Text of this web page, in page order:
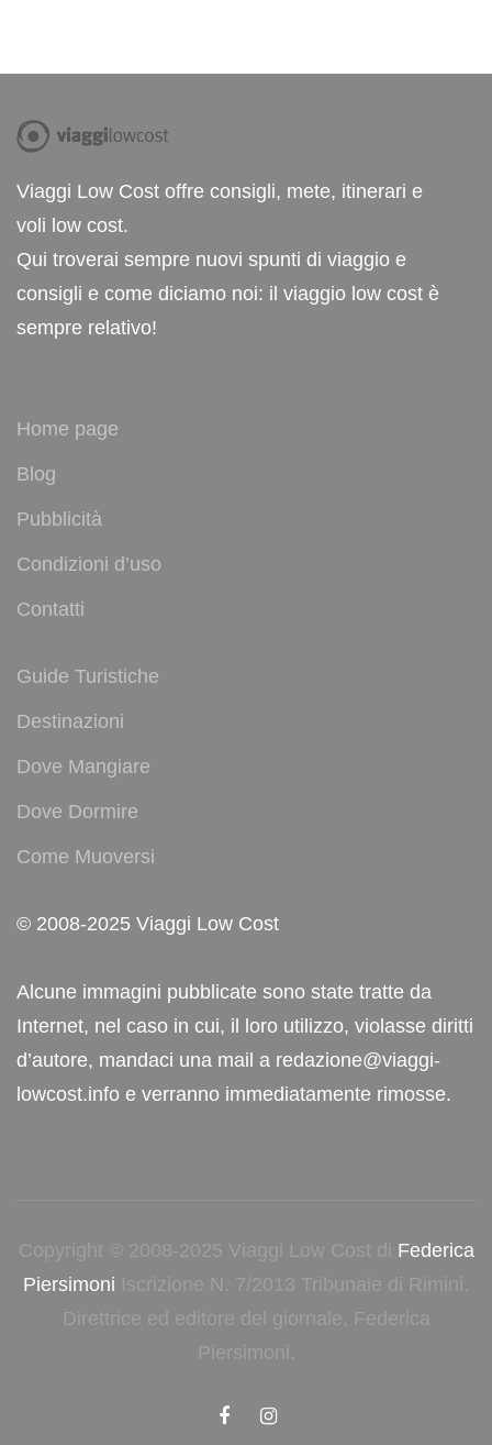
Viaggi Low Cost offre consigli, mete, itinerari e
voli low cost.
Qui troverai sempre nuovi spunti di viaggio e
consigli e come diciamo noi: il viaggio low cost è
sempre relativo!
Home page
Blog
Pubblicità
Condizioni d’uso
Contatti
Guide Turistiche
Destinazioni
Dove Mangiare
Dove Dormire
Come Muoversi
© 2008-2025 Viaggi Low Cost
Alcune immagini pubblicate sono state tratte da
Internet, nel caso in cui, il loro utilizzo, violasse diritti
d’autore, mandaci una mail a redazione@viaggi-
lowcost.info e verranno immediatamente rimosse.
Copyright © 2008-2025 Viaggi Low Cost di Federica
Piersimoni Iscrizione N. 7/2013 Tribunale di Rimini.
Direttrice ed editore del giornale, Federica
Piersimoni.